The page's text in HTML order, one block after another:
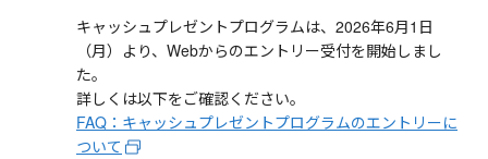
キャッシュプレゼントプログラムは、2026年6月1日
（月）より、Webからのエントリー受付を開始しまし
た。
詳しくは以下をご確認ください。
FAQ：キャッシュプレゼントプログラムのエントリーに
ついて